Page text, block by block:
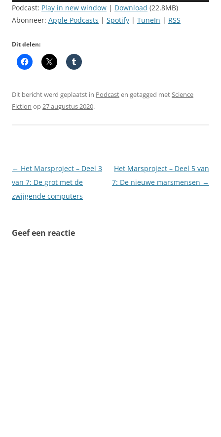
Podcast: Play in new window | Download (22.8MB)
Abonneer: Apple Podcasts | Spotify | TuneIn | RSS
Dit delen:
Dit bericht werd geplaatst in Podcasten getagged metScience
Fiction op27 augustus 2020.
Berichtnavigatie
← Het Marsproject – Deel 3
van 7: De grot met de
zwijgende computers
Het Marsproject – Deel 5 van
7: De nieuwe marsmensen →
Geef een reactie